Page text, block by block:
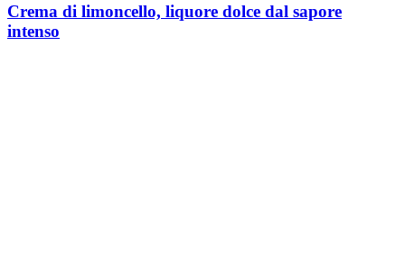
Crema di limoncello, liquore dolce dal sapore
intenso